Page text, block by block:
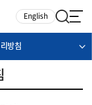
English
방침